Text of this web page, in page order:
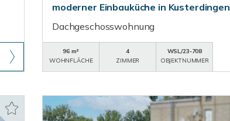
moderner Einbauküche in Kusterdingen
Dachgeschosswohnung
96 m²
WOHNFLÄCHE
4
ZIMMER
WSL/23-708
OBJEKTNUMMER